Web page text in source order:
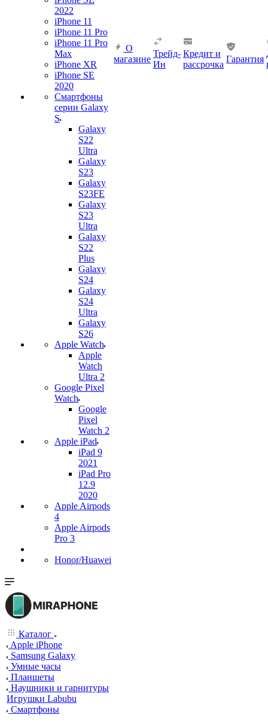
2022
iPhone 11
iPhone 11 Pro
iPhone 11 Pro
Max
iPhone XR
iPhone SE
2020
Смартфоны
серии Galaxy
S
Galaxy
S22
Ultra
Galaxy
S23
Galaxy
S23FE
Galaxy
S23
Ultra
Galaxy
S22
Plus
Galaxy
S24
Galaxy
S24
Ultra
Galaxy
S26
Apple Watch
Apple
Watch
Ultra 2
Google Pixel
Watch
Google
Pixel
Watch 2
Apple iPad
iPad 9
2021
iPad Pro
12.9
2020
Apple Airpods
4
Apple Airpods
Pro 3
Honor/Huawei
О
магазине
Трейд-
Ин
Кредит и
рассрочка
Гарантия
Каталог
Apple iPhone
Samsung Galaxy
Умные часы
Планшеты
Наушники и гарнитуры
Игрушки Labubu
Смартфоны